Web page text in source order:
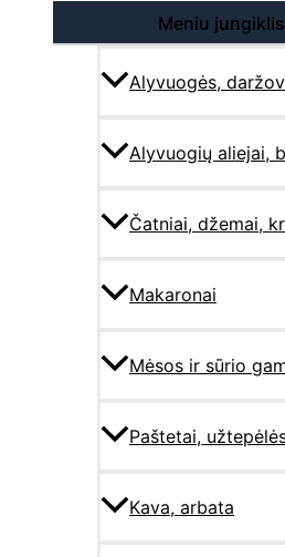
Meniu jungiklis
Alyvuogės,
Alyvuogių aliejai,
Čatniai, džemai,
Makaronai
Mėsos ir sūrio
Paštetai,
Kava, arbata